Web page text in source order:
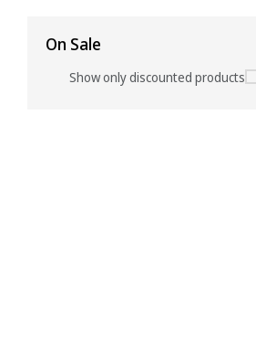
On Sale
Show only discounted products